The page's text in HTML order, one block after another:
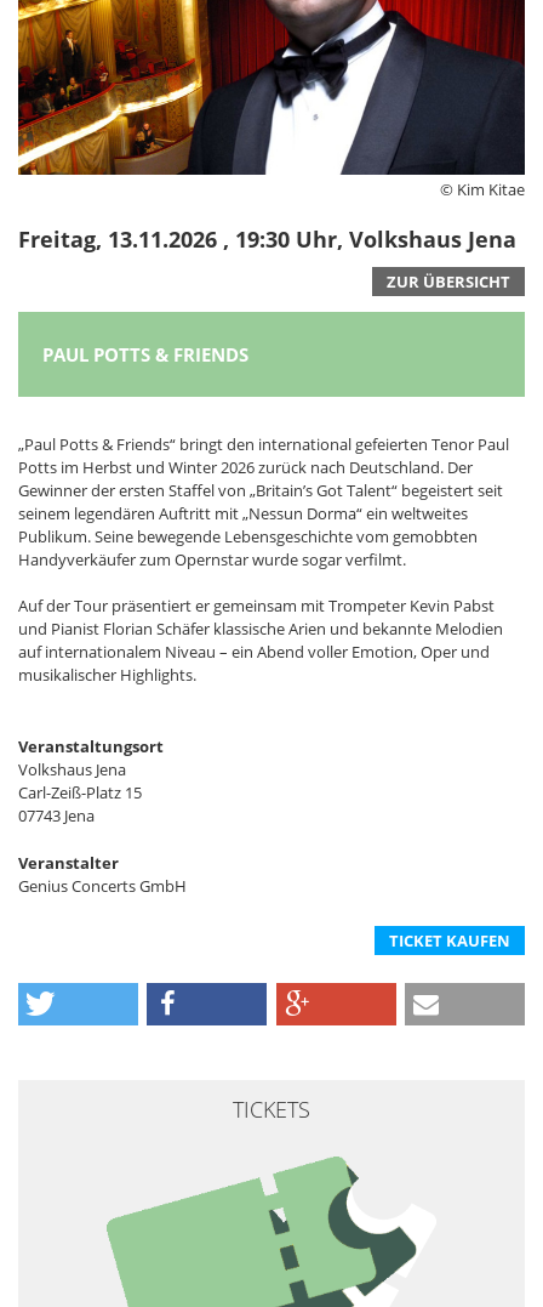
© Kim Kitae
Freitag, 13.11.2026 , 19:30 Uhr, Volkshaus Jena
ZUR ÜBERSICHT
PAUL POTTS & FRIENDS
„Paul Potts & Friends“ bringt den international gefeierten Tenor Paul
Potts im Herbst und Winter 2026 zurück nach Deutschland. Der
Gewinner der ersten Staffel von „Britain’s Got Talent“ begeistert seit
seinem legendären Auftritt mit „Nessun Dorma“ ein weltweites
Publikum. Seine bewegende Lebensgeschichte vom gemobbten
Handyverkäufer zum Opernstar wurde sogar verfilmt.
Auf der Tour präsentiert er gemeinsam mit Trompeter Kevin Pabst
und Pianist Florian Schäfer klassische Arien und bekannte Melodien
auf internationalem Niveau – ein Abend voller Emotion, Oper und
musikalischer Highlights.
Veranstaltungsort
Volkshaus Jena
Carl-Zeiß-Platz 15
07743 Jena
Veranstalter
Genius Concerts GmbH
TICKET KAUFEN
TICKETS